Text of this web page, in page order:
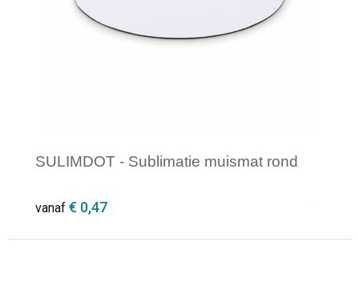
SULIMDOT - Sublimatie muismat rond
vanaf € 0,47